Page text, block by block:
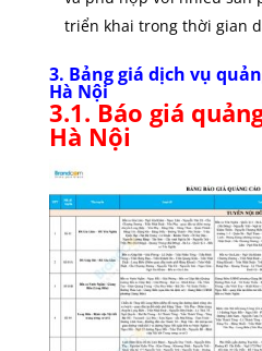
triển khai trong thời gian
3. Bảng giá dịch vụ
Hà Nội
3.1. Báo giá
Hà Nội